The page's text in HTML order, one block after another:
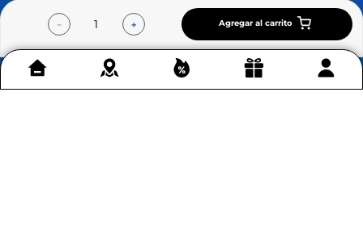
＋
－ Agregar al carrito